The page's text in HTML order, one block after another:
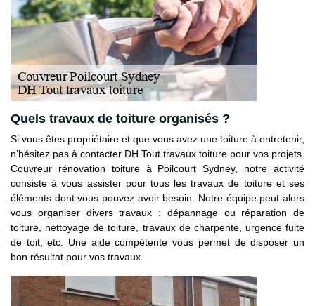
Quels travaux de toiture organisés ?
Si vous êtes propriétaire et que vous avez une toiture à entretenir,
n’hésitez pas à contacter DH Tout travaux toiture pour vos projets.
Couvreur rénovation toiture à Poilcourt Sydney, notre activité
consiste à vous assister pour tous les travaux de toiture et ses
éléments dont vous pouvez avoir besoin. Notre équipe peut alors
vous organiser divers travaux : dépannage ou réparation de
toiture, nettoyage de toiture, travaux de charpente, urgence fuite
de toit, etc. Une aide compétente vous permet de disposer un
bon résultat pour vos travaux.